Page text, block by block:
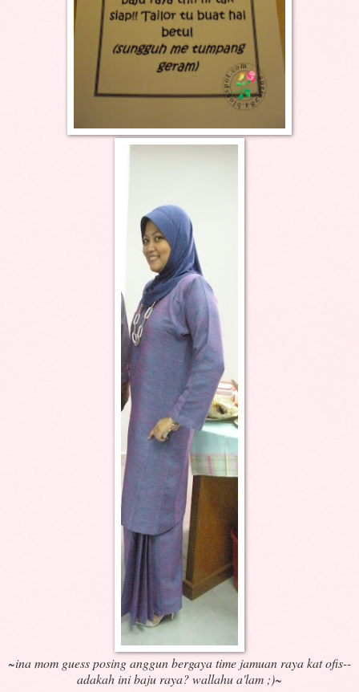
~ina mom guess posing anggun bergaya time jamuan raya kat ofis--
adakah ini baju raya? wallahu a'lam ;)~